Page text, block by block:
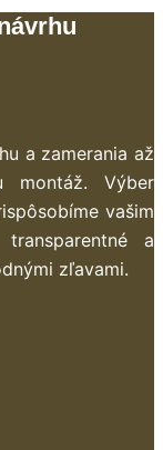
a zamerania až
montáž. Výber
vašim
a
zľavami.